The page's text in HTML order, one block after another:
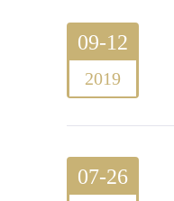
09-12
2019
07-26